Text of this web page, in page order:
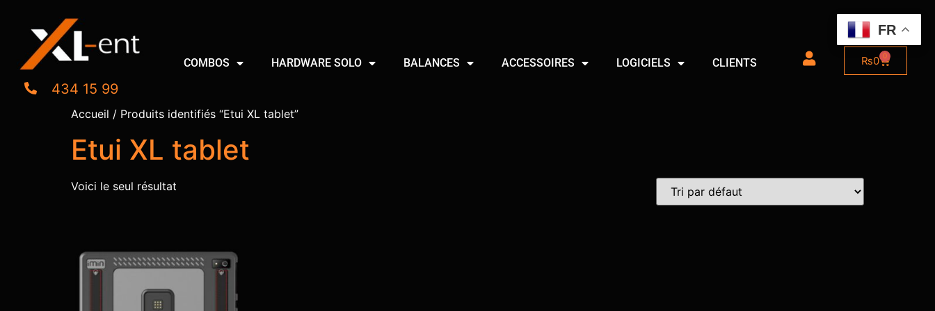
434 15 99
COMBOS HARDWARE SOLO BALANCES ACCESSOIRES LOGICIELS CLIENTS ₨0 0
Accueil / Produits identifiés “Etui XL tablet”
Etui XL tablet
Voici le seul résultat
FR